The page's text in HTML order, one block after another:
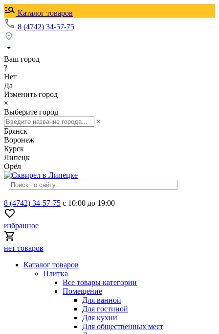
Каталог товаров
8 (4742) 34-57-75
Ваш город
?
Нет
Да
Изменить город
×
Выберите город
×
Брянск
Воронеж
Курск
Липецк
Орёл
8 (4742) 34-57-75 с 10:00 до 19:00
избранное
нет товаров
Каталог товаров
Плитка
Все товары категории
Помещение
Для ванной
Для гостиной
Для кухни
Для общественных мест